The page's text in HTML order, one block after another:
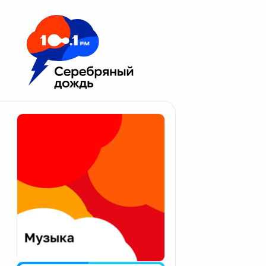
Москва 100.1 FM
Апатиты
Екатеринбург
Калининград
Калуга